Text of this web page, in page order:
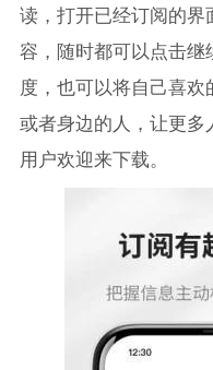
读，打开已经订阅的
容，随时都可以点击
度，也可以将自己喜
或者身边的人，让更
用户欢迎来下载。